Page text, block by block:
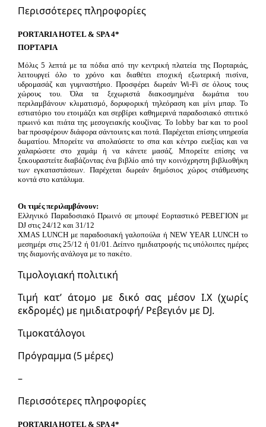
Περισσότερες πληροφορίες
PORTARIA HOTEL & SPA 4*
ΠΟΡΤΑΡΙΑ
Μόλις 5 λεπτά με τα πόδια από την κεντρική πλατεία της Πορταριάς,
λειτουργεί όλο το χρόνο και διαθέτει εποχική εξωτερική πισίνα,
υδρομασάζ και γυμναστήριο. Προσφέρει δωρεάν Wi-Fi σε όλους τους
χώρους του. Όλα τα ξεχωριστά διακοσμημένα δωμάτια του
περιλαμβάνουν κλιματισμό, δορυφορική τηλεόραση και μίνι μπαρ. Το
εστιατόριο του ετοιμάζει και σερβίρει καθημερινά παραδοσιακό σπιτικό
πρωινό και πιάτα της μεσογειακής κουζίνας. Το lobby bar και το pool
bar προσφέρουν διάφορα σάντουιτς και ποτά. Παρέχεται επίσης υπηρεσία
δωματίου. Μπορείτε να απολαύσετε το σπα και κέντρο ευεξίας και να
χαλαρώσετε στο χαμάμ ή να κάνετε μασάζ. Μπορείτε επίσης να
ξεκουραστείτε διαβάζοντας ένα βιβλίο από την κοινόχρηστη βιβλιοθήκη
των εγκαταστάσεων. Παρέχεται δωρεάν δημόσιος χώρος στάθμευσης
κοντά στο κατάλυμα.
Οι τιμές περιλαμβάνουν:
Ελληνικό Παραδοσιακό Πρωινό σε μπουφέ Εορταστικό ΡΕΒΕΓΙΟΝ με
DJ στις 24/12 και 31/12
ΧMAS LUNCH με παραδοσιακή γαλοπούλα ή NEW YEAR LUNCH το
μεσημέρι στις 25/12 ή 01/01. Δείπνο ημιδιατροφής τις υπόλοιπες ημέρες
της διαμονής ανάλογα με το πακέτο.
Τιμολογιακή πολιτική
Τιμή κατ’ άτομο με δικό σας μέσον Ι.Χ (χωρίς
εκδρομές) με ημιδιατροφή/ Ρεβεγιόν με DJ.
Τιμοκατάλογοι
Πρόγραμμα (5 μέρες)
–
Περισσότερες πληροφορίες
PORTARIA HOTEL & SPA 4*